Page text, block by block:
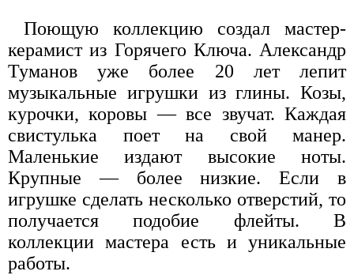
Поющую коллекцию создал мастер-
керамист из Горячего Ключа. Александр
Туманов уже более 20 лет лепит
музыкальные игрушки из глины. Козы,
курочки, коровы — все звучат. Каждая
свистулька поет на свой манер.
Маленькие издают высокие ноты.
Крупные — более низкие. Если в
игрушке сделать несколько отверстий, то
получается подобие флейты. В
коллекции мастера есть и уникальные
работы.